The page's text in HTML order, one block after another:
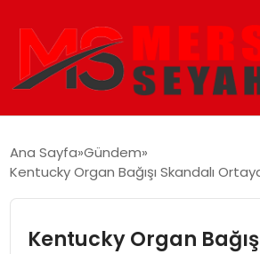
EKONOMI
EĞITIM
Ana Sayfa Gündem
Kentucky Organ Bağışı Skandalı
Kentucky Organ